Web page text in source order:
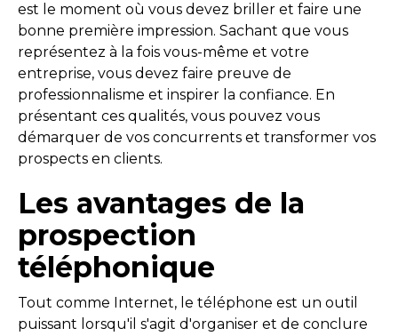
est le moment où vous devez briller et faire une
bonne première impression. Sachant que vous
représentez à la fois vous-même et votre
entreprise, vous devez faire preuve de
professionnalisme et inspirer la confiance. En
présentant ces qualités, vous pouvez vous
démarquer de vos concurrents et transformer vos
prospects en clients.
Les avantages de la
prospection
téléphonique
Tout comme Internet, le téléphone est un outil
puissant lorsqu'il s'agit d'organiser et de conclure